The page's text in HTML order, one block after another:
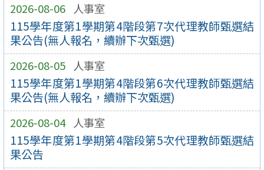
2026-08-06 人事室
115學年度第1學期第4階段第7次代理教師甄選結
果公告(無人報名，續辦下次甄選)
2026-08-05 人事室
115學年度第1學期第4階段第6次代理教師甄選結
果公告(無人報名，續辦下次甄選)
2026-08-04 人事室
115學年度第1學期第4階段第5次代理教師甄選結
果公告